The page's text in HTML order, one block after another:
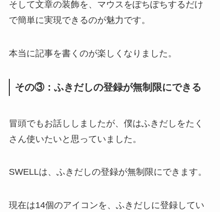
そして文章の装飾を、マウスをぽちぽちするだけ
で簡単に実現できるのが魅力です。
本当に記事を書くのが楽しくなりました。
その③：ふきだしの登録が無制限にできる
冒頭でもお話ししましたが、僕はふきだしをたく
さん使いたいと思っていました。
SWELLは、ふきだしの登録が無制限にできます。
現在は14個のアイコンを、ふきだしに登録してい